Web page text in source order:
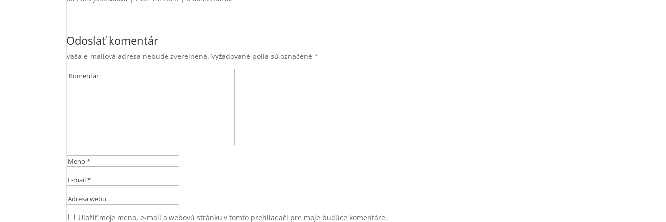
Odoslať komentár
Vaša e-mailová adresa nebude zverejnená. Vyžadované polia sú označené*
Uložiť moje meno, e-mail a webovú stránku v tomto prehliadači pre moje budúce komentáre.